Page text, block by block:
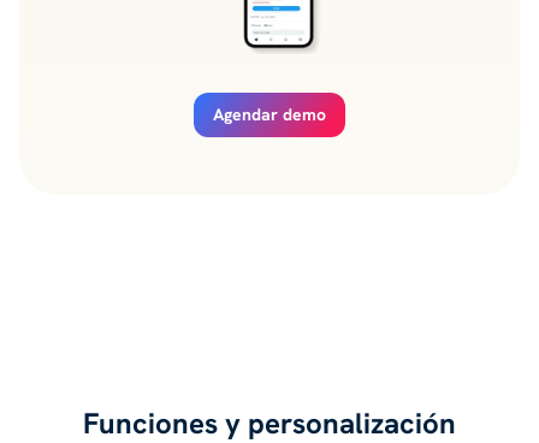
Agendar demo
Funciones y personalización